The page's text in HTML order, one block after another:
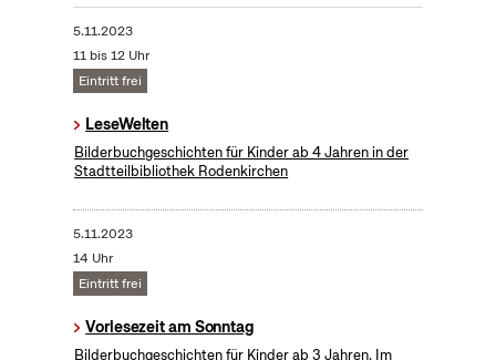
5.11.2023
11 bis 12 Uhr
Eintritt frei
LeseWelten
Bilderbuchgeschichten für Kinder ab 4 Jahren in der
Stadtteilbibliothek Rodenkirchen
5.11.2023
14 Uhr
Eintritt frei
Vorlesezeit am Sonntag
Bilderbuchgeschichten für Kinder ab 3 Jahren. Im